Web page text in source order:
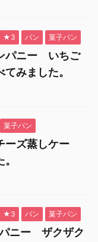
★3 パン 菓子パン
パニー いちご
みました。
菓子パン
ズ蒸しケー
★3 パン 菓子パン
ニー ザクザク